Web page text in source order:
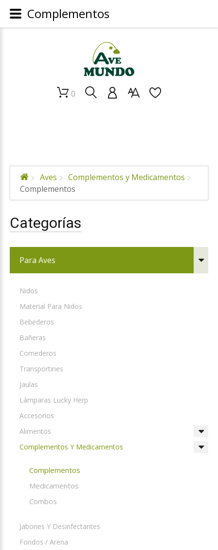
0
Aves
Complementos y Medicamentos
Complementos
Categorías
Para Aves
Nidos
Material Para Nidos
Bebederos
Bañeras
Comederos
Transportines
Jaulas
Lámparas Lucky Herp
Accesorios
Alimentos
Complementos Y Medicamentos
Complementos
Medicamentos
Combos
Jabones Y Desinfectantes
Fondos / Arena
Complementos